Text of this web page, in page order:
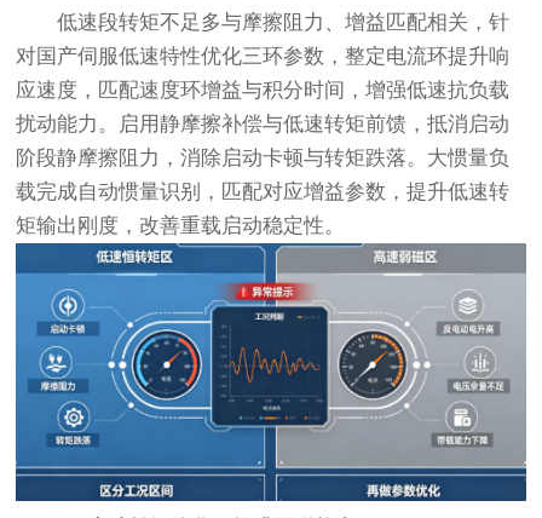
低速段转矩不足多与摩擦阻力、增益匹配相关，针
对国产伺服低速特性优化三环参数，整定电流环提升响
应速度，匹配速度环增益与积分时间，增强低速抗负载
扰动能力。启用静摩擦补偿与低速转矩前馈，抵消启动
阶段静摩擦阻力，消除启动卡顿与转矩跌落。大惯量负
载完成自动惯量识别，匹配对应增益参数，提升低速转
矩输出刚度，改善重载启动稳定性。